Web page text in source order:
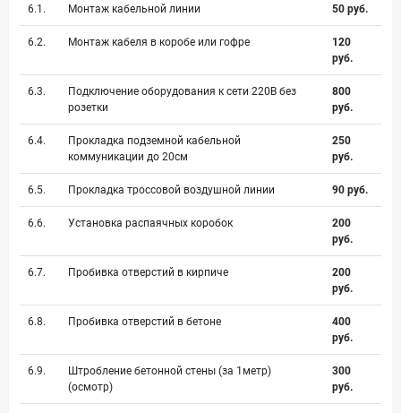
6.1. Монтаж кабельной линии 50 руб.
6.2. Монтаж кабеля в коробе или гофре
120
руб.
6.3.
Подключение оборудования к сети 220В без
розетки
800
руб.
6.4.
Прокладка подземной кабельной
коммуникации до 20см
250
руб.
6.5. Прокладка троссовой воздушной линии 90 руб.
6.6. Установка распаячных коробок
200
руб.
6.7. Пробивка отверстий в кирпиче
200
руб.
6.8. Пробивка отверстий в бетоне
400
руб.
6.9.
Штробление бетонной стены (за 1метр)
(осмотр)
300
руб.